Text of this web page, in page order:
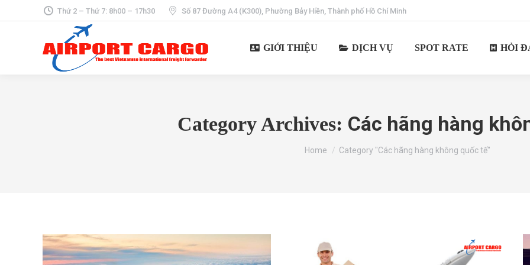
Thứ 2 – Thứ 7: 8h00 – 17h30 Số 87 Đường A4 (K300), Phường Bảy Hiền, Thành phố Hồ Chí Minh
GIỚI THIỆU DỊCH VỤ SPOT RATE HỎI
Category Archives: Các hãng hàng
You are here:
Home Category "Các hãng hàng không quốc tế"